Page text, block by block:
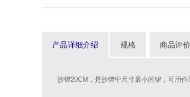
产品详细介绍 规格 商品评
抄锣20CM，是抄锣中尺寸最小的锣，可用作